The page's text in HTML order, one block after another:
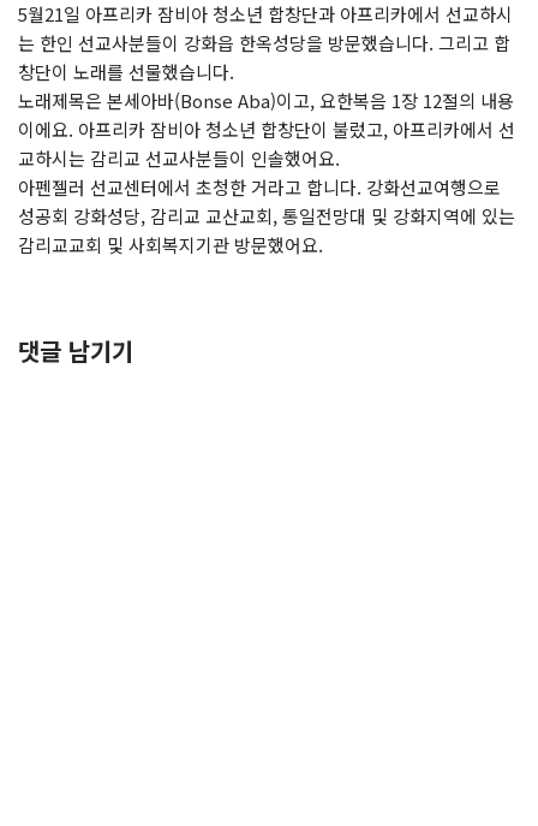
5월21일 아프리카 잠비아 청소년 합창단과 아프리카에서 선교하시
는 한인 선교사분들이 강화읍 한옥성당을 방문했습니다. 그리고 합
창단이 노래를 선물했습니다.
노래제목은 본세아바(Bonse Aba)이고, 요한복음 1장 12절의 내용
이에요. 아프리카 잠비아 청소년 합창단이 불렀고, 아프리카에서 선
교하시는 감리교 선교사분들이 인솔했어요.
아펜젤러 선교센터에서 초청한 거라고 합니다. 강화선교여행으로
성공회 강화성당, 감리교 교산교회, 통일전망대 및 강화지역에 있는
감리교교회 및 사회복지기관 방문했어요.
댓글 남기기